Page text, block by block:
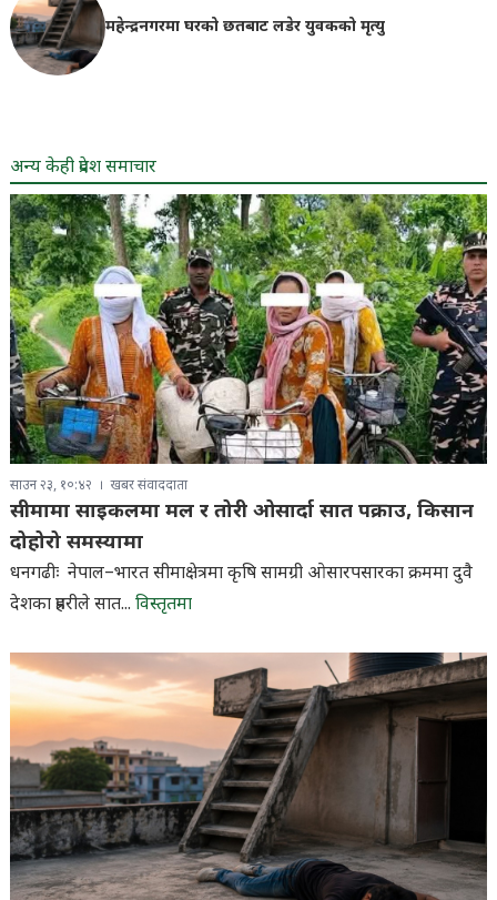
महेन्द्रनगरमा घरको छतबाट लडेर युवकको मृत्यु
अन्य केही प्रदेश समाचार
साउन २३, १०:४२ खबर संवाददाता
सीमामा साइकलमा मल र तोरी ओसार्दा सात पक्राउ, किसान
दोहोरो समस्यामा
धनगढीः नेपाल–भारत सीमाक्षेत्रमा कृषि सामग्री ओसारपसारका क्रममा दुवै
देशका प्रहरीले सात... विस्तृतमा